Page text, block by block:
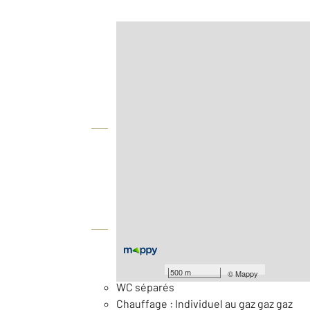
500 m ©Mappy
WC séparés
Chauffage : Individuel au gaz gaz gaz